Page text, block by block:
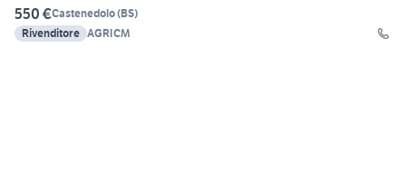
550 €Castenedolo(BS)
Rivenditore AGRICM